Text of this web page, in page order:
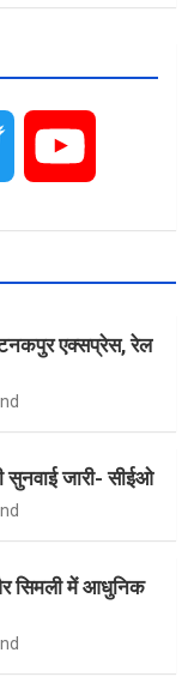
i
t
e
r
u
T
u
e
एक्सप्रेस, रेल
जारी- सीईओ
सिमली में आधुनिक